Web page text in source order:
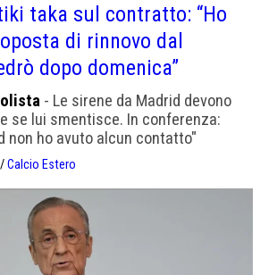
taka sul contratto: “Ho
di rinnovo dal
dopo domenica”
- Le sirene da Madrid devono
se lui smentisce. In conferenza:
non ho avuto alcun contatto"
/Calcio Estero